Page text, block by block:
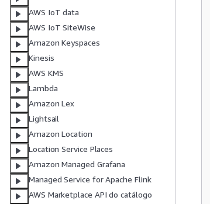
AWS IoT data
AWS IoT SiteWise
Amazon Keyspaces
Kinesis
AWS KMS
Lambda
Amazon Lex
Lightsail
Amazon Location
Location Service Places
Amazon Managed Grafana
Managed Service for Apache Flink
AWS Marketplace API do catálogo